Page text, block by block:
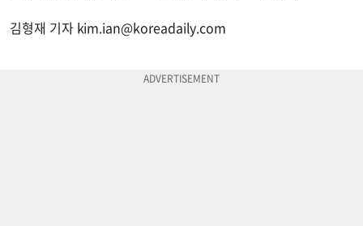
김형재 기자 kim.ian@koreadaily.com